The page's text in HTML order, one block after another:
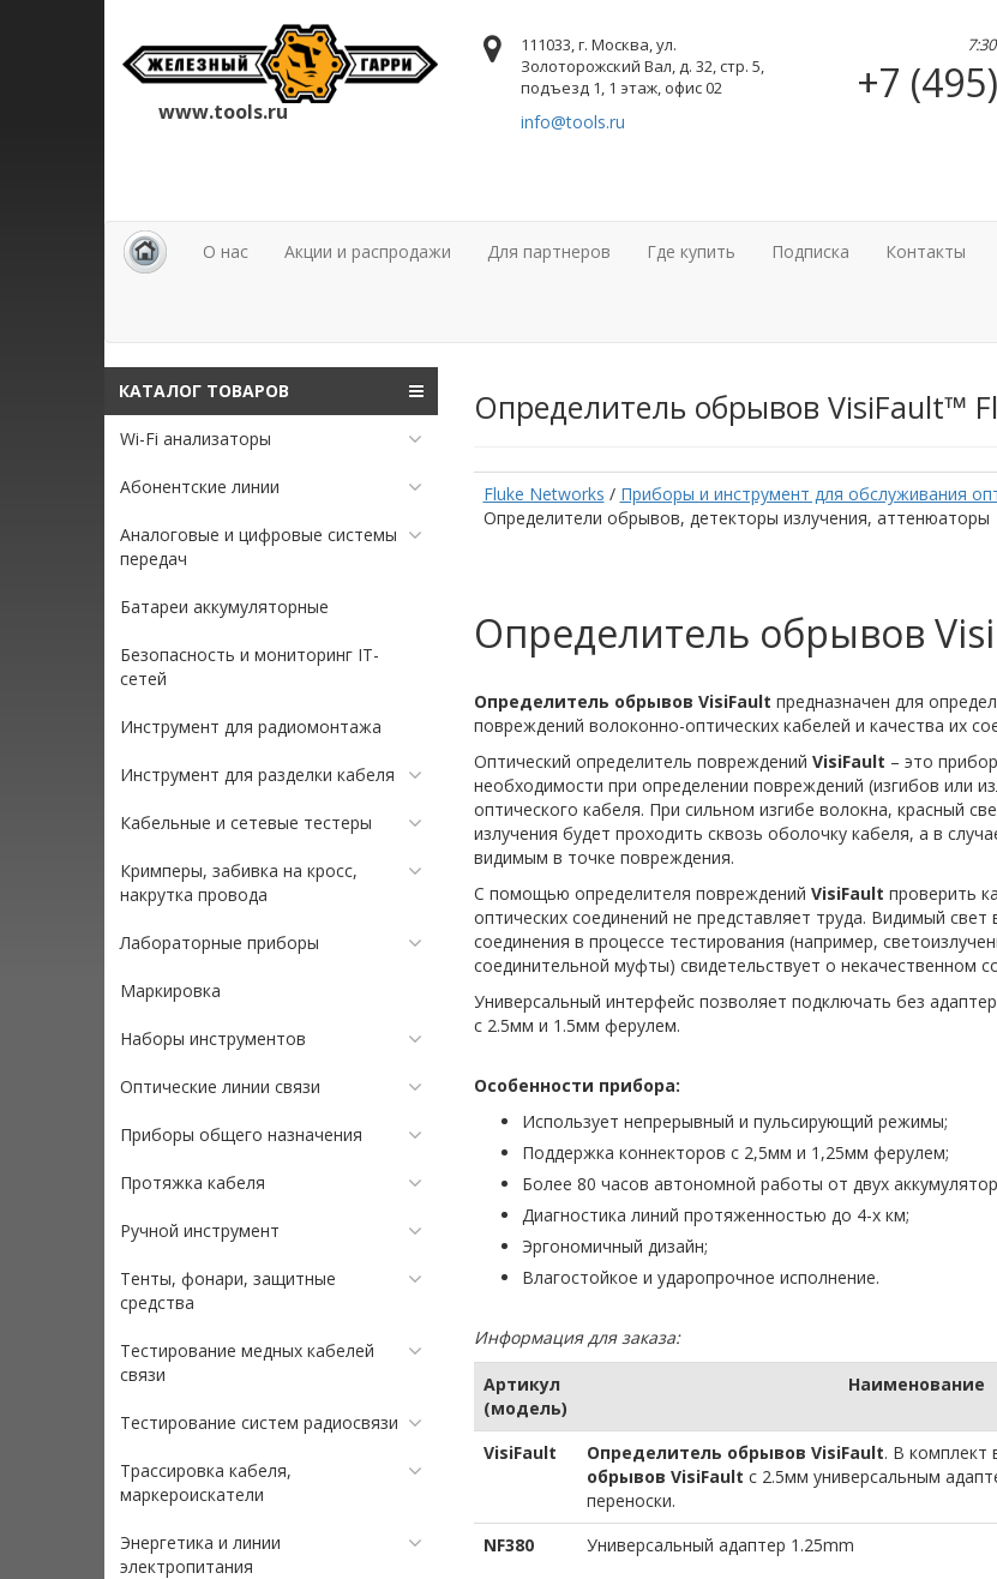
www.tools.ru
111033, г. Москва, ул.
Золоторожский Вал, д. 32, стр. 5,
подъезд 1, 1 этаж, офис 02
info@tools.ru
+7
О нас Акции и распродажи Для партнеров Где купить Подписка Контакты
КАТАЛОГ ТОВАРОВ
Wi-Fi анализаторы
Абонентские линии
Аналоговые и цифровые системы
передач
Батареи аккумуляторные
Безопасность и мониторинг IT-
сетей
Инструмент для радиомонтажа
Инструмент для разделки кабеля
Кабельные и сетевые тестеры
Кримперы, забивка на кросс,
накрутка провода
Лабораторные приборы
Маркировка
Наборы инструментов
Оптические линии связи
Приборы общего назначения
Протяжка кабеля
Ручной инструмент
Тенты, фонари, защитные
средства
Тестирование медных кабелей
связи
Тестирование систем радиосвязи
Трассировка кабеля,
маркероискатели
Энергетика и линии
электропитания
Определитель обрывов VisiFault™
Fluke Networks / Приборы и инструмент для обслуживания
Определители обрывов, детекторы излучения, аттенюаторы
Определитель обрывов
Определитель обрывов VisiFault предназначен для
повреждений волоконно-оптических кабелей и качества их
Оптический определитель повреждений VisiFault – это
необходимости при определении повреждений (изгибов или
оптического кабеля. При сильном изгибе волокна, красный
излучения будет проходить сквозь оболочку кабеля, а в
видимым в точке повреждения.
С помощью определителя повреждений VisiFault проверить
оптических соединений не представляет труда. Видимый свет
соединения в процессе тестирования (например,
соединительной муфты) свидетельствует о некачественном
Универсальный интерфейс позволяет подключать без
с 2.5мм и 1.5мм ферулем.
Особенности прибора:
Использует непрерывный и пульсирующий режимы;
Поддержка коннекторов с 2,5мм и 1,25мм ферулем;
Более 80 часов автономной работы от двух
Диагностика линий протяженностью до 4-х км;
Эргономичный дизайн;
Влагостойкое и ударопрочное исполнение.
Информация для заказа:
Артикул
(модель)
Наименование
VisiFault Определитель обрывов VisiFault. В комплект
обрывов VisiFault с 2.5мм универсальным
переноски.
NF380
Универсальный адаптер 1.25mm